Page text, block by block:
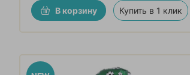
В корзину Купить в 1 клик